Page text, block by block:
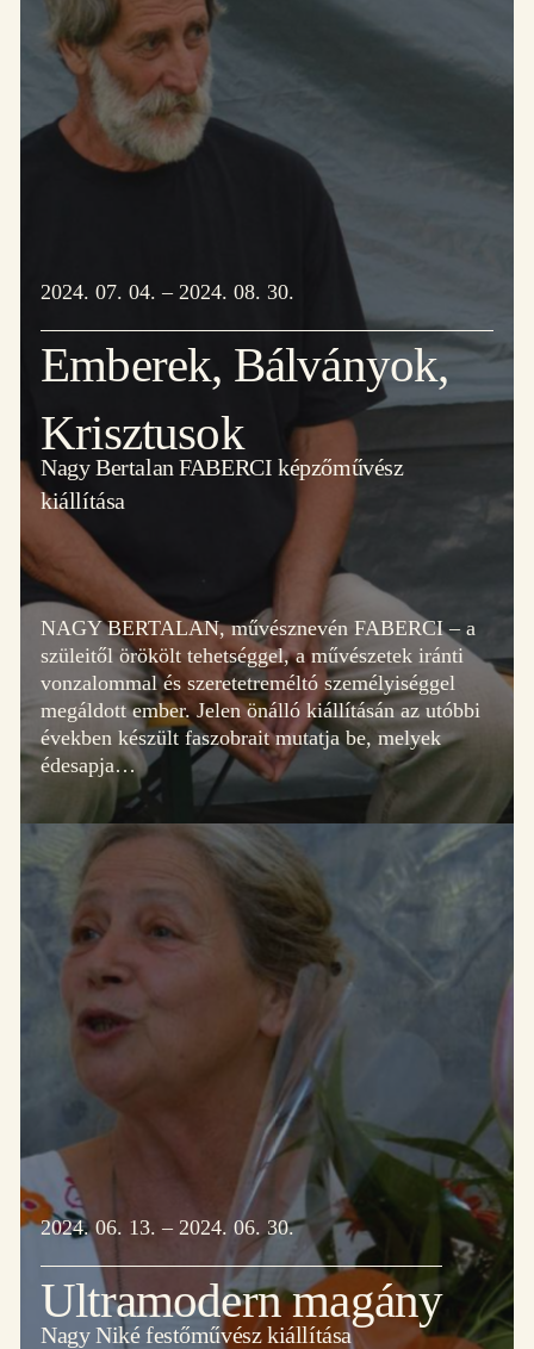
2024. 07. 04. – 2024. 08. 30.
Emberek, Bálványok,
Krisztusok
Nagy Bertalan FABERCI képzőművész
kiállítása
NAGY BERTALAN, művésznevén FABERCI – a
szüleitől örökölt tehetséggel, a művészetek iránti
vonzalommal és szeretetreméltó személyiséggel
megáldott ember. Jelen önálló kiállításán az utóbbi
években készült faszobrait mutatja be, melyek
édesapja…
2024. 06. 13. – 2024. 06. 30.
Ultramodern magány
Nagy Niké festőművész kiállítása